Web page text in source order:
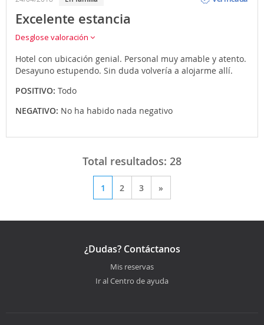
Excelente estancia
Desglose valoración
Hotel con ubicación genial. Personal muy amable y atento.
Desayuno estupendo. Sin duda volvería a alojarme allí.
POSITIVO: Todo
NEGATIVO: No ha habido nada negativo
Total resultados: 28
1 2 3 »
¿Dudas? Contáctanos
Mis reservas
Ir al Centro de ayuda